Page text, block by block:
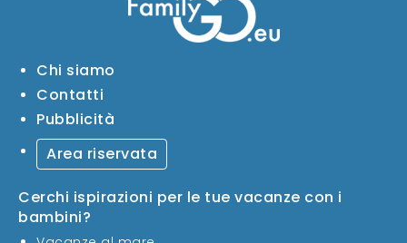
Chi siamo
Contatti
Pubblicità
Area riservata
Cerchi ispirazioni per le tue vacanze con i
bambini?